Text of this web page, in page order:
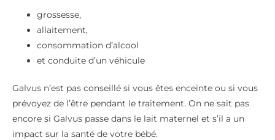
grossesse,
allaitement,
consommation d’alcool
et conduite d’un véhicule
Galvus n’est pas conseillé si vous êtes enceinte ou si vous
prévoyez de l’être pendant le traitement. On ne sait pas
encore si Galvus passe dans le lait maternel et s’il a un
impact sur la santé de votre bébé.